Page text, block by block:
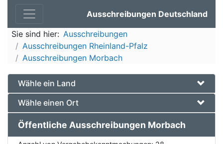
Ausschreibungen Deutschland
Sie sind hier: Ausschreibungen
Ausschreibungen Rheinland-Pfalz
Ausschreibungen Morbach
Wähle ein Land
Wähle einen Ort
Öffentliche Ausschreibungen Morbach